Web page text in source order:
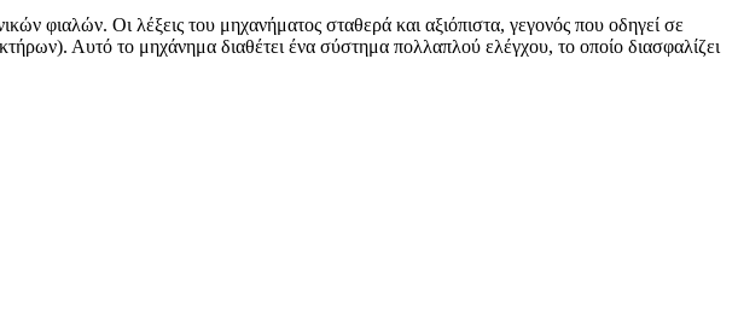
φιαλών. Οι λέξεις του μηχανήματος σταθερά και αξιόπιστα, γεγονός που οδηγεί σε
Αυτό το μηχάνημα διαθέτει ένα σύστημα πολλαπλού ελέγχου, το οποίο διασφαλίζει